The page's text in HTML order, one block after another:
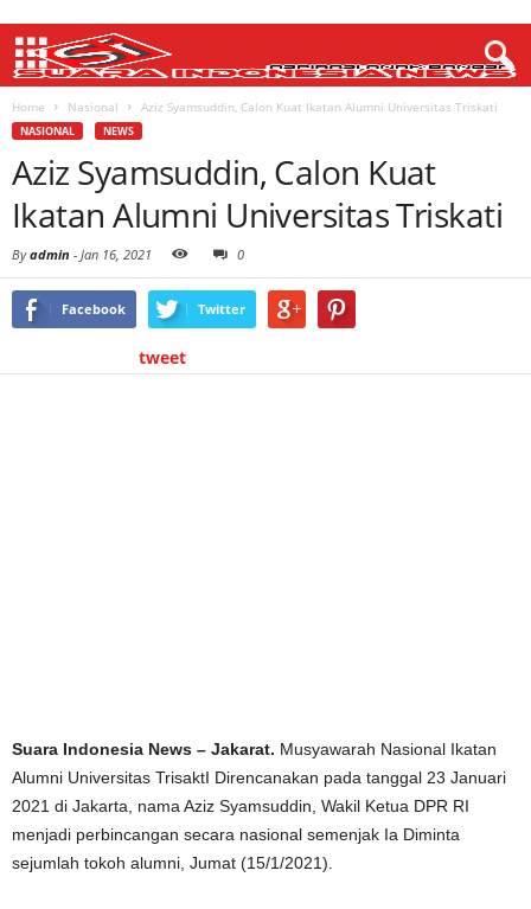
Home Nasional Aziz Syamsuddin, Calon Kuat Ikatan Alumni Universitas Triskati
NASIONAL NEWS
Aziz Syamsuddin, Calon Kuat
Ikatan Alumni Universitas Triskati
Byadmin - Jan 16, 2021 0
Facebook Twitter
tweet
Suara Indonesia News – Jakarat. Musyawarah Nasional Ikatan
Alumni Universitas TrisaktI Direncanakan pada tanggal 23 Januari
2021 di Jakarta, nama Aziz Syamsuddin, Wakil Ketua DPR RI
menjadi perbincangan secara nasional semenjak Ia Diminta
sejumlah tokoh alumni, Jumat (15/1/2021).